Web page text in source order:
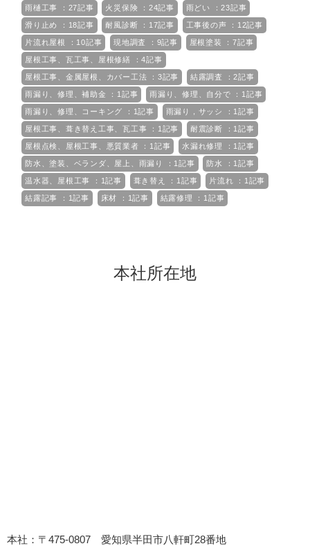
雨樋工事 ：27記事 火災保険 ：24記事 雨どい ：23記事
滑り止め ：18記事 耐風診断 ：17記事 工事後の声 ：12記事
片流れ屋根 ：10記事 現地調査 ：9記事 屋根塗装 ：7記事
屋根工事、瓦工事、屋根修繕 ：4記事
屋根工事、金属屋根、カバー工法 ：3記事 結露調査 ：2記事
雨漏り、修理、補助金 ：1記事 雨漏り、修理、自分で ：1記事
雨漏り、修理、コーキング ：1記事 雨漏り，サッシ ：1記事
屋根工事、葺き替え工事、瓦工事 ：1記事 耐震診断 ：1記事
屋根点検、屋根工事、悪質業者 ：1記事 水漏れ修理 ：1記事
防水、塗装、ベランダ、屋上、雨漏り ：1記事 防水 ：1記事
温水器、屋根工事 ：1記事 葺き替え ：1記事 片流れ ：1記事
結露記事 ：1記事 床材 ：1記事 結露修理 ：1記事
本社所在地
本社：〒475-0807 愛知県半田市八軒町28番地